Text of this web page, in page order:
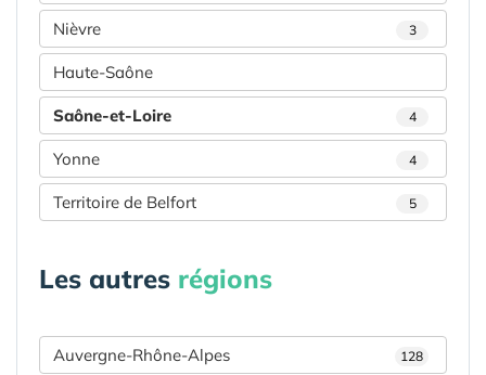
Nièvre 3
Haute-Saône
Saône-et-Loire 4
Yonne 4
Territoire de Belfort 5
Les autres régions
Auvergne-Rhône-Alpes 128